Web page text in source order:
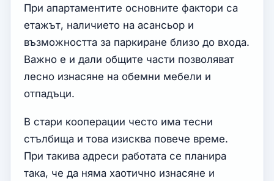
При апартаментите основните фактори са
етажът, наличието на асансьор и
възможността за паркиране близо до входа.
Важно е и дали общите части позволяват
лесно изнасяне на обемни мебели и
отпадъци.
В стари кооперации често има тесни
стълбища и това изисква повече време.
При такива адреси работата се планира
така, че да няма хаотично изнасяне и